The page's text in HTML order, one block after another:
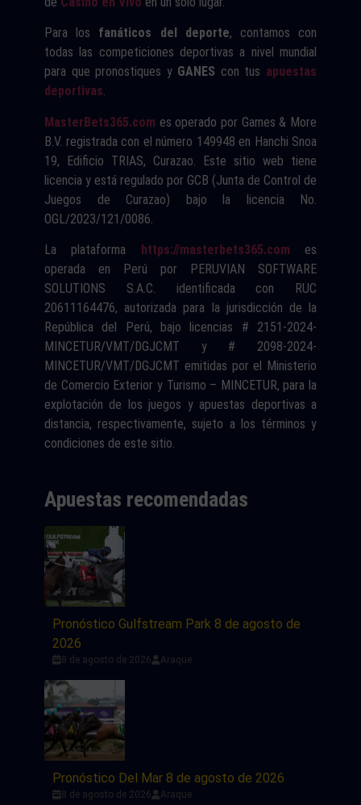
Para los fanáticos del deporte, contamos con
todas las competiciones deportivas a nivel mundial
para que pronostiques y GANES con tus apuestas
deportivas.
MasterBets365.com es operado por Games & More
B.V. registrada con el número 149948 en Hanchi Snoa
19, Edificio TRIAS, Curazao. Este sitio web tiene
licencia y está regulado por GCB (Junta de Control de
Juegos de Curazao) bajo la licencia No.
OGL/2023/121/0086.
La plataforma https://masterbets365.com es
operada en Perú por PERUVIAN SOFTWARE
SOLUTIONS S.A.C. identificada con RUC
20611164476, autorizada para la jurisdicción de la
República del Perú, bajo licencias # 2151-2024-
MINCETUR/VMT/DGJCMT y # 2098-2024-
MINCETUR/VMT/DGJCMT emitidas por el Ministerio
de Comercio Exterior y Turismo – MINCETUR, para la
explotación de los juegos y apuestas deportivas a
distancia, respectivamente, sujeto a los términos y
condiciones de este sitio.
Apuestas recomendadas
Pronóstico Gulfstream Park 8 de agosto de
2026
8 de agosto de 2026 Araque
Pronóstico Del Mar 8 de agosto de 2026
8 de agosto de 2026 Araque